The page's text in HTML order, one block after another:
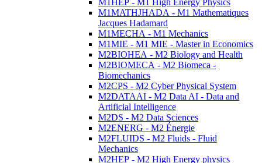
M1HEP - M1 High Energy Physics
M1MATHJHADA - M1 Mathematiques
Jacques Hadamard
M1MECHA - M1 Mechanics
M1MIE - M1 MIE - Master in Economics
M2BIOHEA - M2 Biology and Health
M2BIOMECA - M2 Biomeca -
Biomechanics
M2CPS - M2 Cyber Physical System
M2DATAAI - M2 Data AI - Data and
Artificial Intelligence
M2DS - M2 Data Sciences
M2ENERG - M2 Énergie
M2FLUIDS - M2 Fluids - Fluid
Mechanics
M2HEP - M2 High Energy physics